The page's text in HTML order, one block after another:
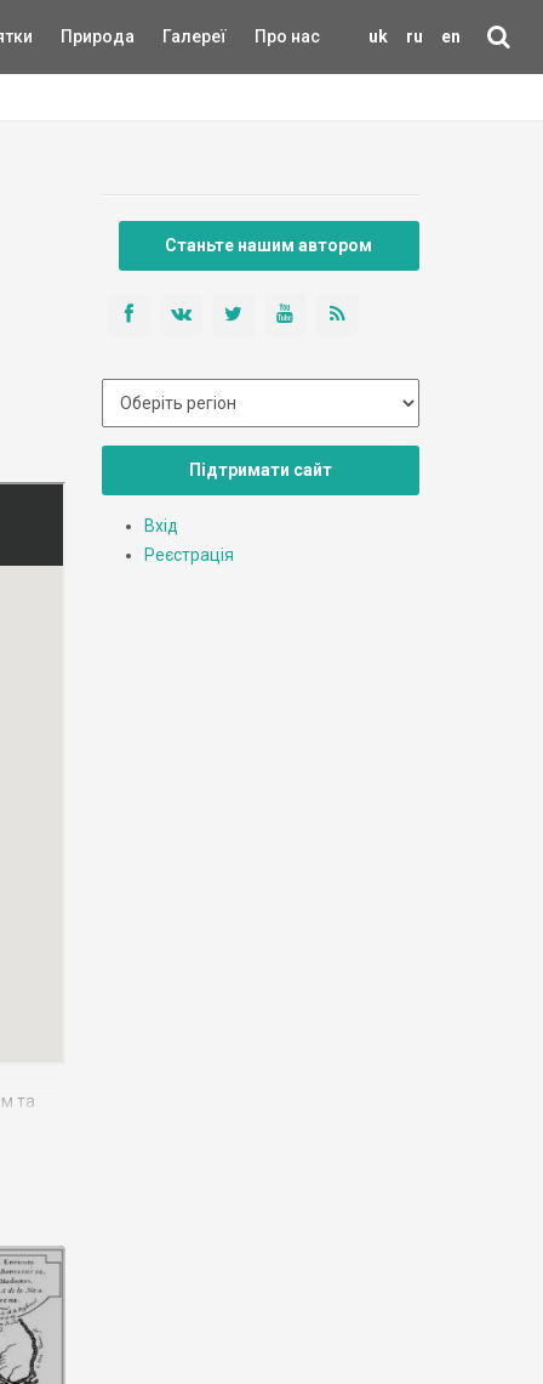
uk ru en
Природа Галереї Про нас
та
Станьте нашим автором
Підтримати сайт
Вхід
Реєстрація